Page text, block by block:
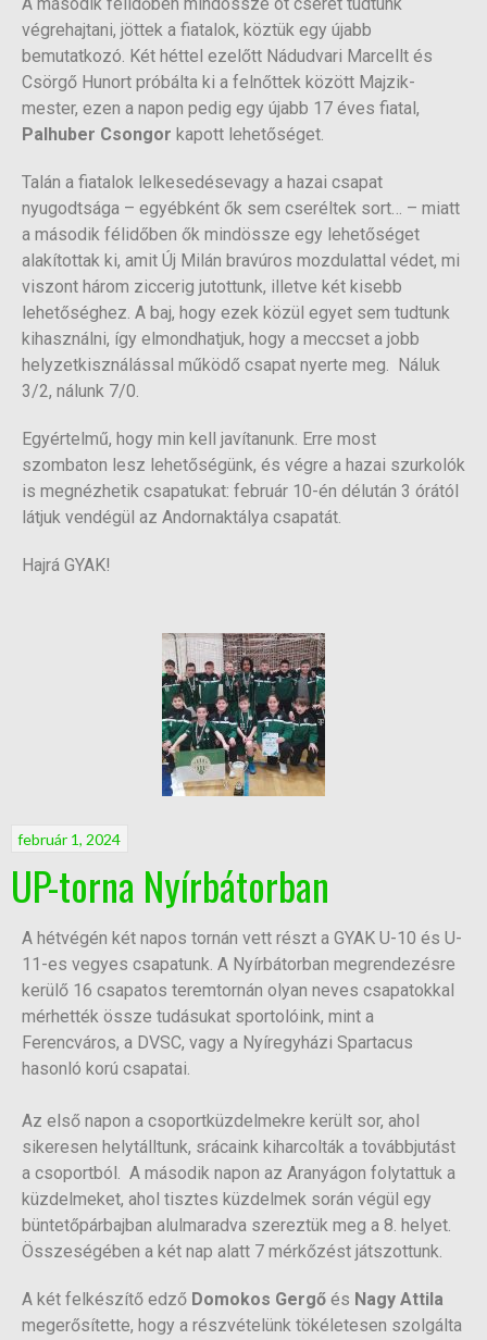
végrehajtani, jöttek a fiatalok, köztük egy újabb
bemutatkozó. Két héttel ezelőtt Nádudvari Marcellt és
Csörgő Hunort próbálta ki a felnőttek között Majzik-
mester, ezen a napon pedig egy újabb 17 éves fiatal,
Palhuber Csongor kapott lehetőséget.
Talán a fiatalok lelkesedésevagy a hazai csapat
nyugodtsága – egyébként ők sem cseréltek sort… – miatt
a második félidőben ők mindössze egy lehetőséget
alakítottak ki, amit Új Milán bravúros mozdulattal védet, mi
viszont három ziccerig jutottunk, illetve két kisebb
lehetőséghez. A baj, hogy ezek közül egyet sem tudtunk
kihasználni, így elmondhatjuk, hogy a meccset a jobb
helyzetkisználással működő csapat nyerte meg. Náluk
3/2, nálunk 7/0.
Egyértelmű, hogy min kell javítanunk. Erre most
szombaton lesz lehetőségünk, és végre a hazai szurkolók
is megnézhetik csapatukat: február 10-én délután 3 órától
látjuk vendégül az Andornaktálya csapatát.
Hajrá GYAK!
február 1, 2024
UP-torna Nyírbátorban
A hétvégén két napos tornán vett részt a GYAK U-10 és U-
11-es vegyes csapatunk. A Nyírbátorban megrendezésre
kerülő 16 csapatos teremtornán olyan neves csapatokkal
mérhették össze tudásukat sportolóink, mint a
Ferencváros, a DVSC, vagy a Nyíregyházi Spartacus
hasonló korú csapatai.
Az első napon a csoportküzdelmekre került sor, ahol
sikeresen helytálltunk, srácaink kiharcolták a továbbjutást
a csoportból. A második napon az Aranyágon folytattuk a
küzdelmeket, ahol tisztes küzdelmek során végül egy
büntetőpárbajban alulmaradva szereztük meg a 8. helyet.
Összeségében a két nap alatt 7 mérkőzést játszottunk.
A két felkészítő edző Domokos Gergő és Nagy Attila
megerősítette, hogy a részvételünk tökéletesen szolgálta